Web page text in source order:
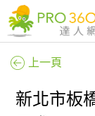
上一頁
新北市板